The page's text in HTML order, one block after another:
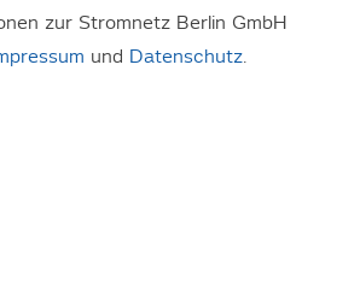
Bedingungen erlauben,
aus der Region Berlin-
Vereinbarungen mit Lieferanten
schon heute einen
der Menschenrechte, mit
zur Stromnetz Berlin GmbH
und Datenschutz.